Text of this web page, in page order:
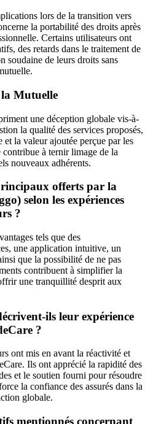
lors de la transition vers
la portabilité des droits après
Certains utilisateurs ont
des retards dans le traitement de
soudaine de leurs droits sans
la Mutuelle
une déception globale vis-à-
la qualité des services proposés,
la valeur ajoutée perçue par les
contribue à ternir limage de la
nouveaux adhérents.
offerts par la
selon les expériences
?
tels que des
une application intuitive, un
que la possibilité de ne pas
contribuent à simplifier la
une tranquillité desprit aux
ils leur expérience
?
ont mis en avant la réactivité et
Ils ont apprécié la rapidité des
et le soutien fourni pour résoudre
la confiance des assurés dans la
globale.
mentionnés concernant